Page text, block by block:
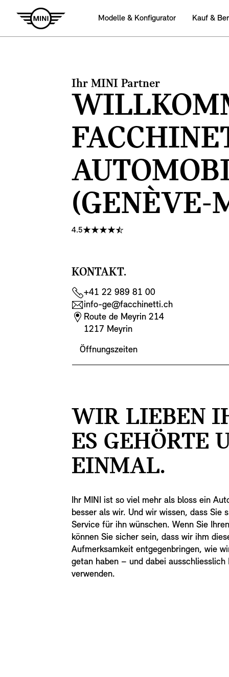
Modelle & Konfigurator Kauf &
Ihr MINI Partner
(GENÈVE-
4.5
KONTAKT.
+41 22 989 81 00
info-ge@facchinetti.ch
Route de Meyrin 214
1217 Meyrin
Öffnungszeiten
WIR LIEBEN
ES GEHÖRTE
EINMAL.
Ihr MINI ist so viel mehr als bloss ein
besser als wir. Und wir wissen, dass Sie
Service für ihn wünschen. Wenn Sie
können Sie sicher sein, dass wir ihm
Aufmerksamkeit entgegenbringen, wie
getan haben – und dabei ausschliesslich
verwenden.